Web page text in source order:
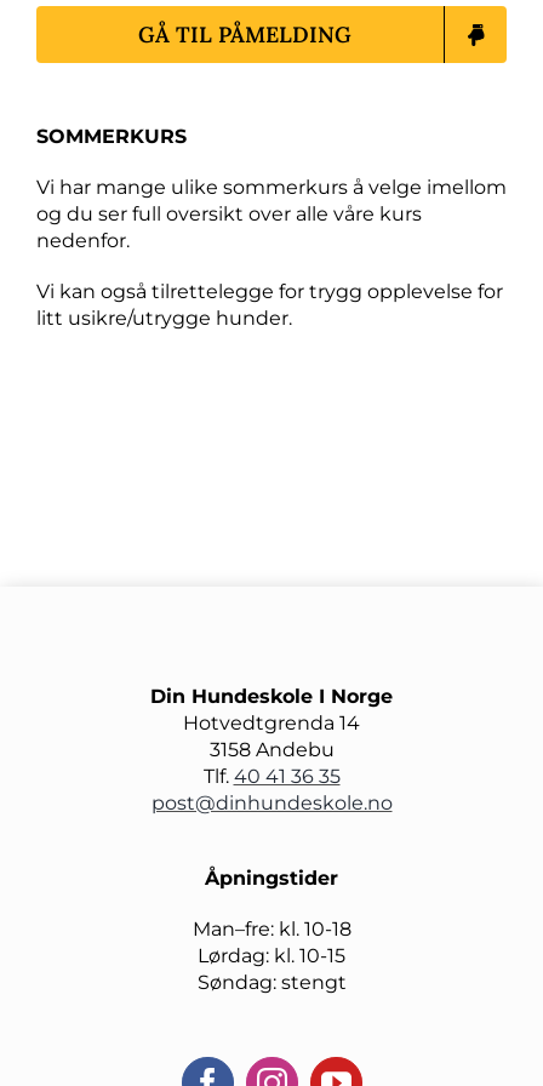
GÅ TIL PÅMELDING
SOMMERKURS
Vi har mange ulike sommerkurs å velge imellom
og du ser full oversikt over alle våre kurs
nedenfor.
Vi kan også tilrettelegge for trygg opplevelse for
litt usikre/utrygge hunder.
Din Hundeskole I Norge
Hotvedtgrenda 14
3158 Andebu
Tlf. 40 41 36 35
post@dinhundeskole.no
Åpningstider
Man–fre: kl. 10-18
Lørdag: kl. 10-15
Søndag: stengt